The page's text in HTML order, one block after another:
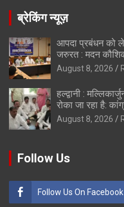
ब्रेकिंग न्यूज़
आपदा प्रबंधन को
जरुरत : मदन
August 8, 2026
हल्द्वानी :
रोका जा रहा है:
August 8, 2026
Follow Us
Follow Us On Facebook